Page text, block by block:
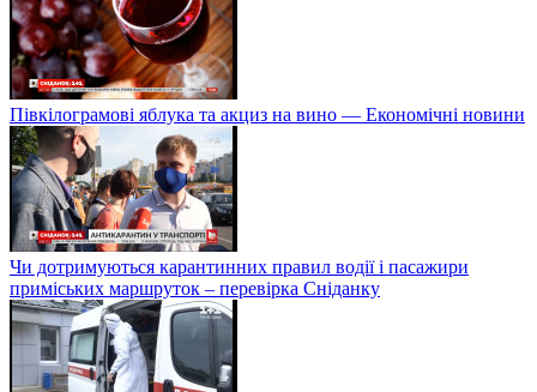
Півкілограмові яблука та акциз на вино — Економічні новини
Чи дотримуються карантинних правил водії і пасажири
приміських маршруток – перевірка Сніданку